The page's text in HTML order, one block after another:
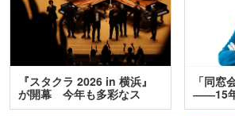
『スタクラ 2026 in 横浜』
が開幕 今年も多彩なス
テ…
「同窓
――15